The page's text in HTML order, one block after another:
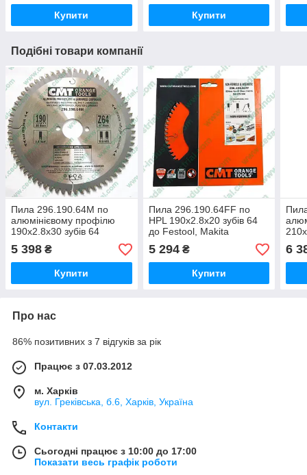
Купити Купити
Подібні товари компанії
Пила 296.190.64M по
алюмінієвому профілю
190x2.8x30 зубів 64
5 398 ₴
Купити
Пила 296.190.64FF по
HPL 190x2.8x20 зубів 64
до Festool, Makita
5 294₴
Купити
6
Про нас
86% позитивних з 7 відгуків за рік
Працює з 07.03.2012
м. Харків
вул. Греківська, б.6, Харків, Україна
Контакти
Сьогодні працює з 10:00 до 17:00
Показати весь графік роботи